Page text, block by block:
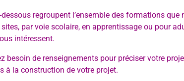
regroupent l’ensemble des formations
par voie scolaire, en apprentissage ou pour
intéressent.
besoin de renseignements pour préciser votre
à la construction de votre projet.